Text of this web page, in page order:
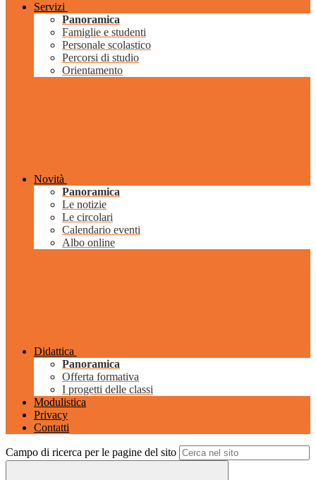
Servizi
Panoramica
Famiglie e studenti
Personale scolastico
Percorsi di studio
Orientamento
Novità
Panoramica
Le notizie
Le circolari
Calendario eventi
Albo online
Didattica
Panoramica
Offerta formativa
I progetti delle classi
Modulistica
Privacy
Contatti
Campo di ricerca per le pagine del sito